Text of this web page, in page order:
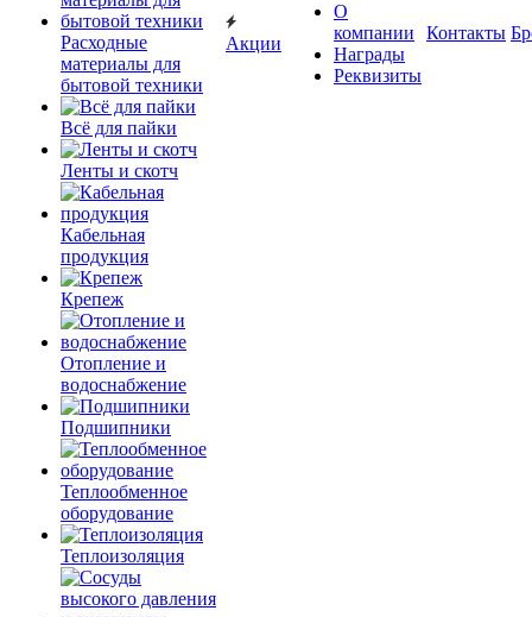
Расходные
материалы для
бытовой техники
Всё для пайки
Ленты и скотч
Кабельная
продукция
Крепеж
Отопление и
водоснабжение
Подшипники
Теплообменное
оборудование
Теплоизоляция
Акции
О
компании
Награды
Реквизиты
Контакты